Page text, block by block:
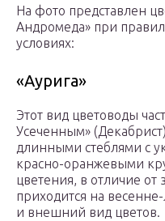
На фото представлен
Андромеда» при
условиях:
«Аурига»
Этот вид цветоводы
Усеченным»
длинными стеблями с
красно-оранжевыми
цветения, в отличие от
приходится на
и внешний вид цветов.